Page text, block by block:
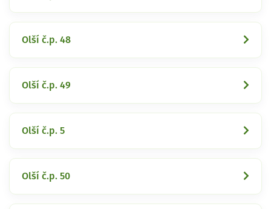
Olší č.p. 48
Olší č.p. 49
Olší č.p. 5
Olší č.p. 50